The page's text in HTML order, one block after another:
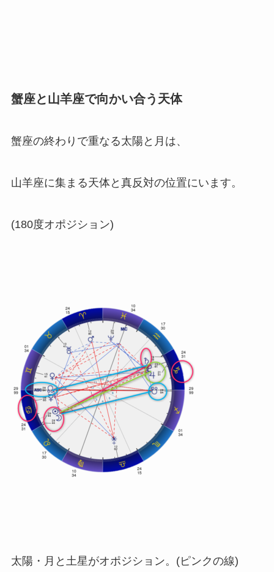
蟹座と山羊座で向かい合う天体
蟹座の終わりで重なる太陽と月は、
山羊座に集まる天体と真反対の位置にいます。
(180度オポジション)
太陽・月と土星がオポジション。(ピンクの線)